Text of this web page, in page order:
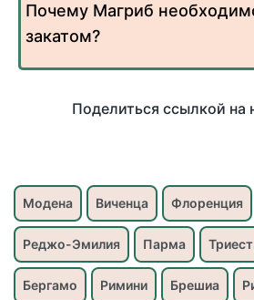
Почему Магриб
закатом?
Поделиться ссылкой на
Модена Виченца Флоренция
Реджо-Эмилия Парма Триест
Бергамо Римини Брешиа